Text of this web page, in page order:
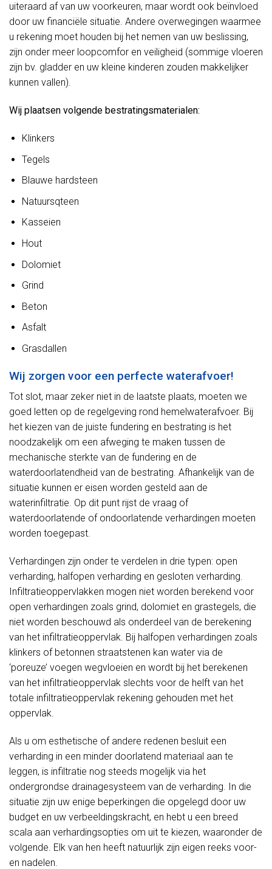
uiteraard af van uw voorkeuren, maar wordt ook beïnvloed
door uw financiële situatie. Andere overwegingen waarmee
u rekening moet houden bij het nemen van uw beslissing,
zijn onder meer loopcomfor en veiligheid (sommige vloeren
zijn bv. gladder en uw kleine kinderen zouden makkelijker
kunnen vallen).
Wij plaatsen volgende bestratingsmaterialen:
Klinkers
Tegels
Blauwe hardsteen
Natuursqteen
Kasseien
Hout
Dolomiet
Grind
Beton
Asfalt
Grasdallen
Wij zorgen voor een perfecte waterafvoer!
Tot slot, maar zeker niet in de laatste plaats, moeten we
goed letten op de regelgeving rond hemelwaterafvoer. Bij
het kiezen van de juiste fundering en bestrating is het
noodzakelijk om een afweging te maken tussen de
mechanische sterkte van de fundering en de
waterdoorlatendheid van de bestrating. Afhankelijk van de
situatie kunnen er eisen worden gesteld aan de
waterinfiltratie. Op dit punt rijst de vraag of
waterdoorlatende of ondoorlatende verhardingen moeten
worden toegepast.
Verhardingen zijn onder te verdelen in drie typen: open
verharding, halfopen verharding en gesloten verharding.
Infiltratieoppervlakken mogen niet worden berekend voor
open verhardingen zoals grind, dolomiet en grastegels, die
niet worden beschouwd als onderdeel van de berekening
van het infiltratieoppervlak. Bij halfopen verhardingen zoals
klinkers of betonnen straatstenen kan water via de
‘poreuze’ voegen wegvloeien en wordt bij het berekenen
van het infiltratieoppervlak slechts voor de helft van het
totale infiltratieoppervlak rekening gehouden met het
oppervlak.
Als u om esthetische of andere redenen besluit een
verharding in een minder doorlatend materiaal aan te
leggen, is infiltratie nog steeds mogelijk via het
ondergrondse drainagesysteem van de verharding. In die
situatie zijn uw enige beperkingen die opgelegd door uw
budget en uw verbeeldingskracht, en hebt u een breed
scala aan verhardingsopties om uit te kiezen, waaronder de
volgende. Elk van hen heeft natuurlijk zijn eigen reeks voor-
en nadelen.